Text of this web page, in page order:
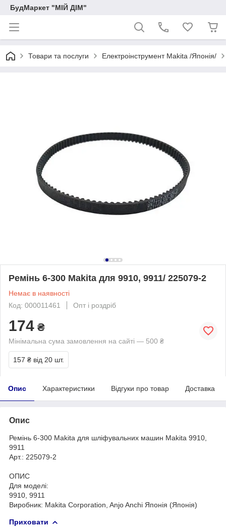
БудМаркет "МІЙ ДІМ"
Товари та послуги Електроінструмент Makita /Японія/
Ремінь 6-300 Makita для 9910, 9911/ 225079-2
Немає в наявності
Код: 000011461
Опт і роздріб
174 ₴
Мінімальна сума замовлення на сайті — 500 ₴
157 ₴ від 20 шт.
Опис Характеристики Відгуки про товар Доставка
Опис
Ремінь 6-300 Makita для шліфувальних машин Makita 9910,
9911
Арт.: 225079-2
ОПИС
Для моделі:
9910, 9911
Виробник: Makita Corporation, Anjo Anchi Японія (Японія)
Приховати